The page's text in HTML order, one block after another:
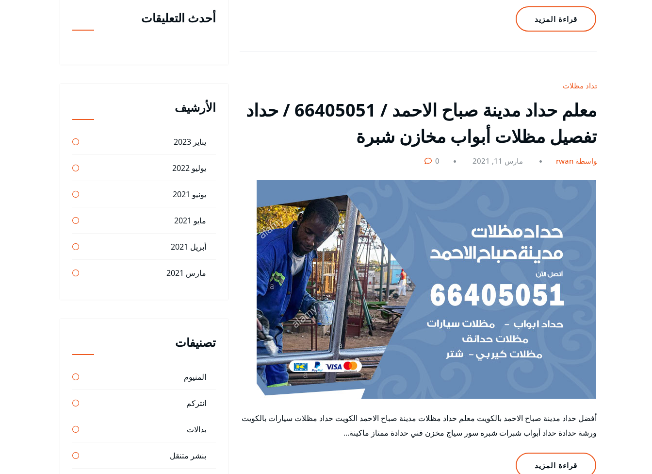
قراءة المزيد
حداد مظلات
معلم حداد مدينة صباح الاحمد / 66405051 / حداد
تفصيل مظلات أبواب مخازن شبرة
بواسطة rwan مارس 11, 2021 0
أفضل حداد مدينة صباح الاحمد بالكويت معلم حداد مظلات مدينة صباح الاحمد الكويت حداد مظلات سيارات بالكويت
ورشة حدادة حداد أبواب شبرات شبره سور سياج مخزن فني حدادة ممتاز ماكينة…
قراءة المزيد
أحدث التعليقات
الأرشيف
يناير 2023
يوليو 2022
يونيو 2021
مايو 2021
أبريل 2021
مارس 2021
تصنيفات
المنيوم
انتركم
بدالات
بنشر متنقل